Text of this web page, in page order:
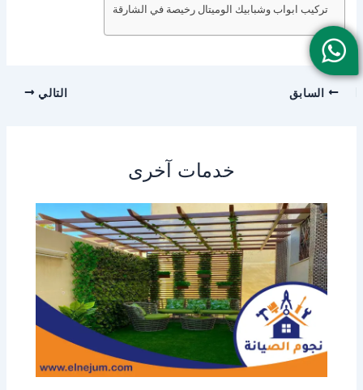
تركيب ابواب وشبابيك الوميتال رخيصة في الشارقة
السابق التالي
خدمات آخرى